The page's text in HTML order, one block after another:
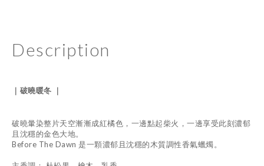
Description
｜破曉暖冬 ｜
破曉暈染整片天空漸漸成紅橘色，一邊點起柴火，一邊享受此刻濃郁
且沈穩的金色大地。
Before The Dawn 是一顆濃郁且沈穩的木質調性香氣蠟燭。